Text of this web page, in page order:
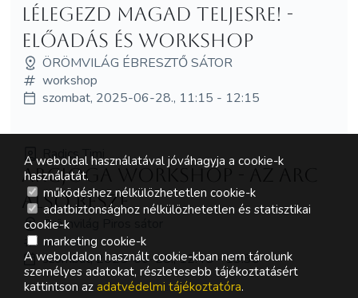
LÉLEGEZD magad teljesre! -
előadás és workshop
ÖRÖMVILÁG ÉBRESZTŐ SÁTOR
workshop
szombat, 2025-06-28., 11:15 - 12:15
Radics Timi
Arcjóga workshop - az arc
alsó része
Örömvilág Piros sátor
workshop
szombat, 2025-06-28., 12:45 - 13:30
A weboldal használatával jóváhagyja a cookie-k
használatát.
működéshez nélkülözhetetlen cookie-k
adatbiztonsághoz nélkülözhetetlen és statisztikai
cookie-k
marketing cookie-k
A weboldalon használt cookie-kban nem tárolunk
személyes adatokat, részletesebb tájékoztatásért
kattintson az adatvédelmi tájékoztatóra.